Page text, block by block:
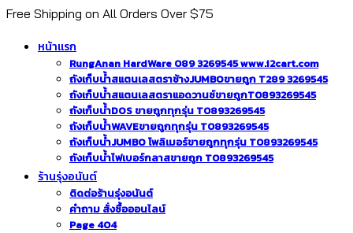
Free Shipping on All Orders Over $75
หน้าแรก
RungAnan HardWare 089 3269545 www.i2cart.com
ถังเก็บน้ำสแตนเลสตราช้างJUMBOขายถูก T289 3269545
ถังเก็บน้ำสแตนเลสตราแอดวานซ์ขายถูกT0893269545
ถังเก็บน้ำDOS ขายถูกทุกรุ่น T0893269545
ถังเก็บน้ำWAVEขายถูกทุกรุ่น T0893269545
ถังเก็บน้ำJUMBO โพลิเมอร์ขายถูกทุกรุ่น T0893269545
ถังเก็บน้ำไฟเบอร์กลาสขายถูก T0893269545
ร้านรุ่งอนันต์
ติดต่อร้านรุ่งอนันต์
คำถาม สั่งซื้อออนไลน์
Page 404